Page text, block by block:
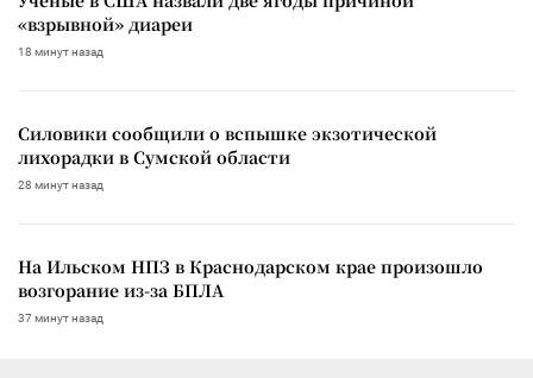
«взрывной» диареи
18 минут назад
Силовики сообщили о вспышке экзотической
лихорадки в Сумской области
28 минут назад
На Ильском НПЗ в Краснодарском крае произошло
возгорание из-за БПЛА
37 минут назад